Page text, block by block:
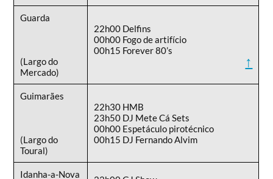
Guarda
(Largo do
Mercado)
22h00 Delfins
00h00 Fogo de artifício
00h15 Forever 80’s
↑
Guimarães
(Largo do
Toural)
22h30 HMB
23h50 DJ Mete Cá Sets
00h00 Espetáculo pirotécnico
00h15 DJ Fernando Alvim
Idanha-a-Nova